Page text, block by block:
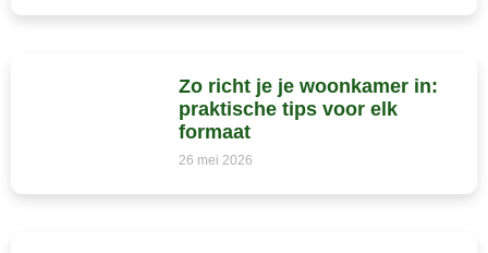
Zo richt je je woonkamer in:
praktische tips voor elk
formaat
26 mei 2026